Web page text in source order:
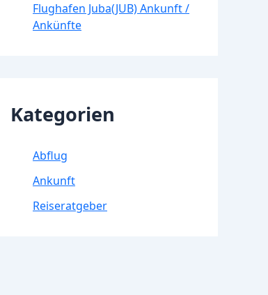
Flughafen Juba(JUB) Ankunft /
Ankünfte
Kategorien
Abflug
Ankunft
Reiseratgeber